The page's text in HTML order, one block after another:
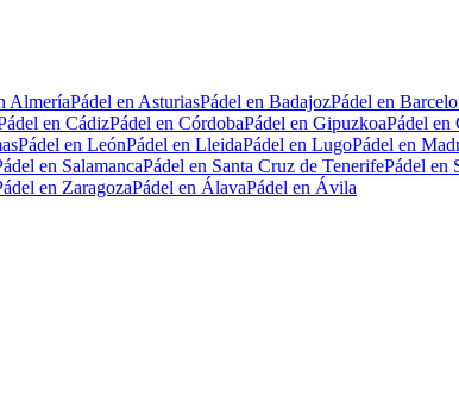
AlmeríaPádel en AsturiasPádel en BadajozPádel en
en CádizPádel en CórdobaPádel en GipuzkoaPádel en
Pádel en LeónPádel en LleidaPádel en LugoPádel en
en SalamancaPádel en Santa Cruz de TenerifePádel en
en ZaragozaPádel en ÁlavaPádel en Ávila